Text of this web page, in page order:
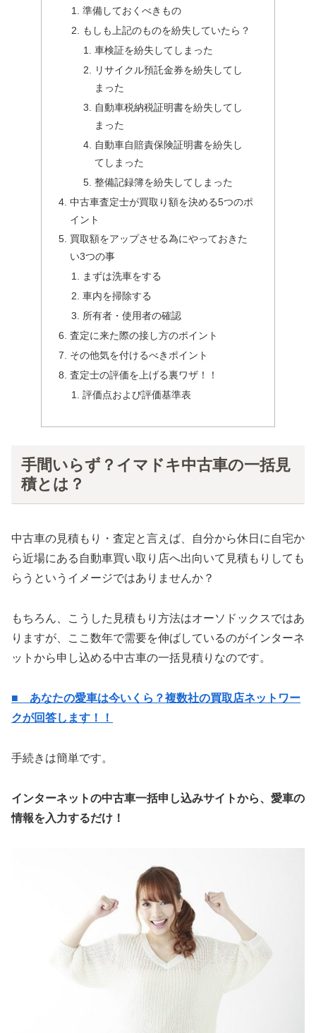
準備しておくべきもの
もしも上記のものを紛失していたら？
車検証を紛失してしまった
リサイクル預託金券を紛失してし
まった
自動車税納税証明書を紛失してし
まった
自動車自賠責保険証明書を紛失し
てしまった
整備記録簿を紛失してしまった
中古車査定士が買取り額を決める5つのポ
イント
買取額をアップさせる為にやっておきた
い3つの事
まずは洗車をする
車内を掃除する
所有者・使用者の確認
査定に来た際の接し方のポイント
その他気を付けるべきポイント
査定士の評価を上げる裏ワザ！！
評価点および評価基準表
手間いらず？イマドキ中古車の一括見
積とは？
中古車の見積もり・査定と言えば、自分から休日に自宅か
ら近場にある自動車買い取り店へ出向いて見積もりしても
らうというイメージではありませんか？
もちろん、こうした見積もり方法はオーソドックスではあ
りますが、ここ数年で需要を伸ばしているのがインターネ
ットから申し込める中古車の一括見積りなのです。
■ あなたの愛車は今いくら？複数社の買取店ネットワー
クが回答します！！
手続きは簡単です。
インターネットの中古車一括申し込みサイトから、愛車の
情報を入力するだけ！